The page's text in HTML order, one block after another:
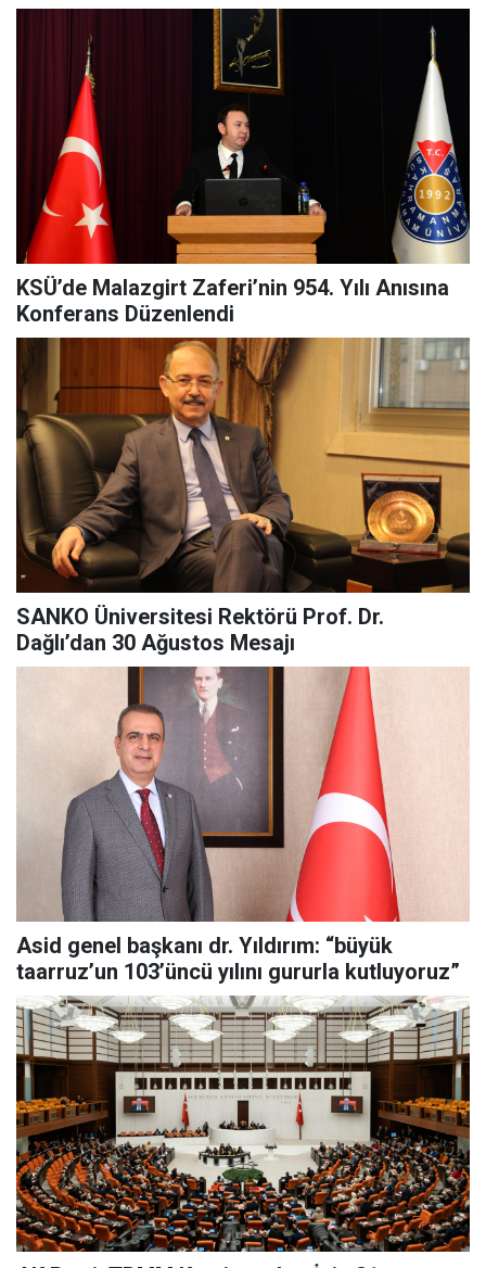
KSÜ’de Malazgirt Zaferi’nin 954. Yılı Anısına
Konferans Düzenlendi
SANKO Üniversitesi Rektörü Prof. Dr.
Dağlı’dan 30 Ağustos Mesajı
Asid genel başkanı dr. Yıldırım: “büyük
taarruz’un 103’üncü yılını gururla kutluyoruz”